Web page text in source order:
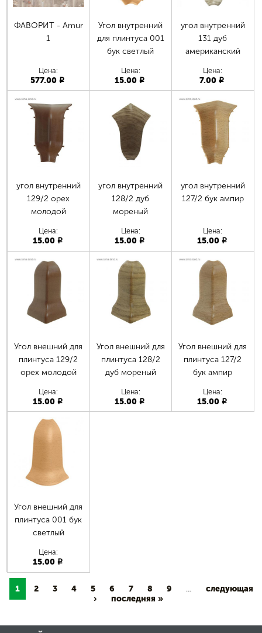
ФАВОРИТ - Amur
1
Цена:
577.00p
Угол внутренний
для плинтуса 001
бук светлый
Цена:
15.00p
угол внутренний
131 дуб
американский
Цена:
7.00p
угол внутренний
129/2 орех
молодой
Цена:
15.00 p
угол внутренний
128/2 дуб
мореный
Цена:
15.00p
угол внутренний
127/2 бук ампир
Цена:
15.00 p
Угол внешний для
плинтуса 129/2
орех молодой
Цена:
15.00 p
Угол внешний для
плинтуса 128/2
дуб мореный
Цена:
15.00p
Угол внешний для
плинтуса 127/2
бук ампир
Цена:
15.00 p
Угол внешний для
плинтуса 001 бук
светлый
Цена:
15.00 p
Страницы
1 2 3 4 5 6 7 8 9 …
следующая
›
последняя »